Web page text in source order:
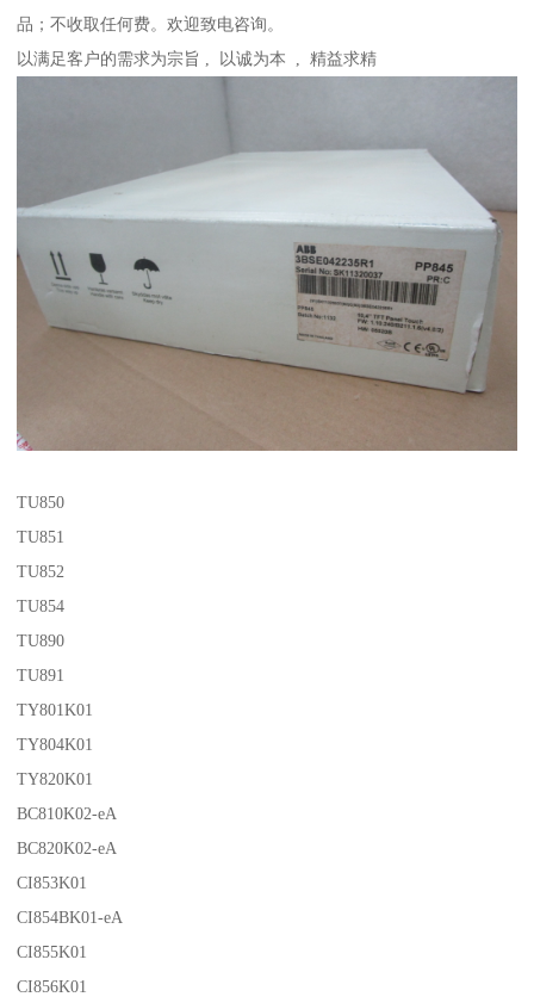
品；不收取任何费。欢迎致电咨询。
以满足客户的需求为宗旨 , 以诚为本 , 精益求精
TU850
TU851
TU852
TU854
TU890
TU891
TY801K01
TY804K01
TY820K01
BC810K02-eA
BC820K02-eA
CI853K01
CI854BK01-eA
CI855K01
CI856K01